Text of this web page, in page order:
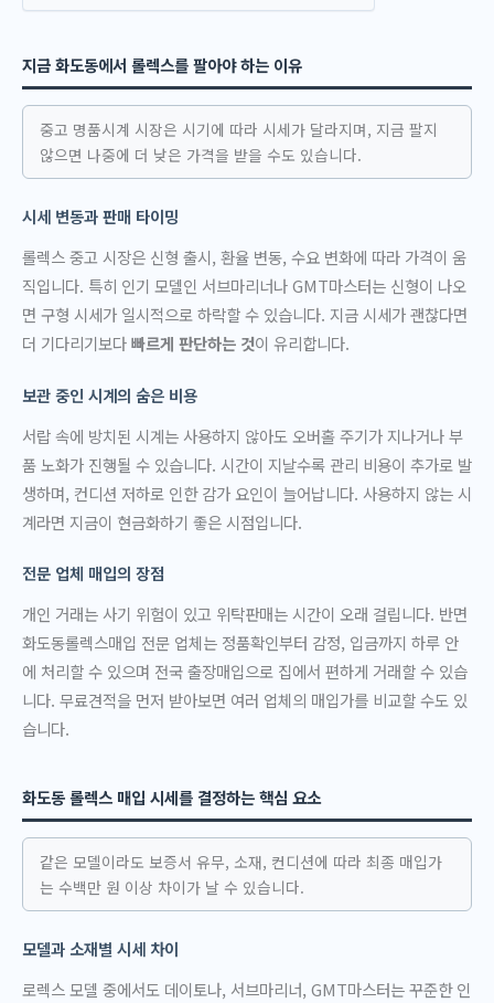
지금 화도동에서 롤렉스를 팔아야 하는 이유
중고 명품시계 시장은 시기에 따라 시세가 달라지며, 지금 팔지
않으면 나중에 더 낮은 가격을 받을 수도 있습니다.
시세 변동과 판매 타이밍
롤렉스 중고 시장은 신형 출시, 환율 변동, 수요 변화에 따라 가격이 움
직입니다. 특히 인기 모델인 서브마리너나 GMT마스터는 신형이 나오
면 구형 시세가 일시적으로 하락할 수 있습니다. 지금 시세가 괜찮다면
더 기다리기보다빠르게 판단하는 것이 유리합니다.
보관 중인 시계의 숨은 비용
서랍 속에 방치된 시계는 사용하지 않아도 오버홀 주기가 지나거나 부
품 노화가 진행될 수 있습니다. 시간이 지날수록 관리 비용이 추가로 발
생하며, 컨디션 저하로 인한 감가 요인이 늘어납니다. 사용하지 않는 시
계라면 지금이 현금화하기 좋은 시점입니다.
전문 업체 매입의 장점
개인 거래는 사기 위험이 있고 위탁판매는 시간이 오래 걸립니다. 반면
화도동롤렉스매입 전문 업체는 정품확인부터 감정, 입금까지 하루 안
에 처리할 수 있으며 전국 출장매입으로 집에서 편하게 거래할 수 있습
니다. 무료견적을 먼저 받아보면 여러 업체의 매입가를 비교할 수도 있
습니다.
화도동 롤렉스 매입 시세를 결정하는 핵심 요소
같은 모델이라도 보증서 유무, 소재, 컨디션에 따라 최종 매입가
는 수백만 원 이상 차이가 날 수 있습니다.
모델과 소재별 시세 차이
로렉스 모델 중에서도 데이토나, 서브마리너, GMT마스터는 꾸준한 인